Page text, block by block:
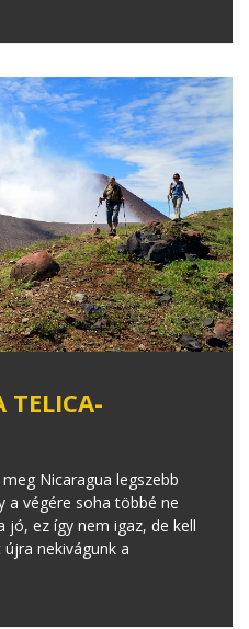
TELICA-
Nicaragua legszebb
a végére soha többé ne
jó, ez így nem igaz, de kell
nekivágunk a